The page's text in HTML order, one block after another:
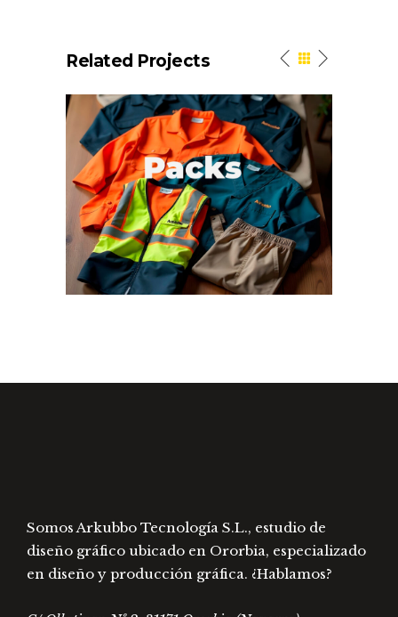
Related Projects
Work. Packs
Somos Arkubbo Tecnología S.L., estudio de
diseño gráfico ubicado en Ororbia, especializado
en diseño y producción gráfica. ¿Hablamos?